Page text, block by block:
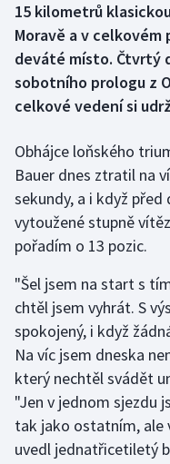
Curling
Dostihy
Futsal
Golf
Gymnastika
Házená
Jezdectví
Judo
Krasobruslení
15 kilometrů
Moravě a v celkovém
deváté místo. Čtvrtý
sobotního prologu z
celkové vedení si
Obhájce loňského
Bauer dnes ztratil na
sekundy, a i když
vytoužené stupně
pořadím o 13 pozic.
"Šel jsem na start s
chtěl jsem vyhrát. S
spokojený, i když
Na víc jsem dneska
který nechtěl svádět
"Jen v jednom sjezdu
tak jako ostatním, ale
uvedl jednatřicetiletý